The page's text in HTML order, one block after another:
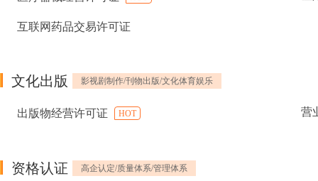
互联网药品交易许可证
文化出版 影视剧制作/刊物出版/文化体育娱乐
出版物经营许可证 HOT 营
资格认证 高企认定/质量体系/管理体系